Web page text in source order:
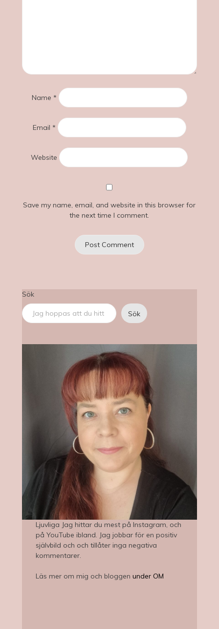
Name *
Email *
Website
Save my name, email, and website in this browser for
the next time I comment.
Sök
Sök
Ljuvliga Jag hittar du mest på Instagram, och
på YouTube ibland. Jag jobbar för en positiv
självbild och och tillåter inga negativa
kommentarer.
Läs mer om mig och bloggenunder OM